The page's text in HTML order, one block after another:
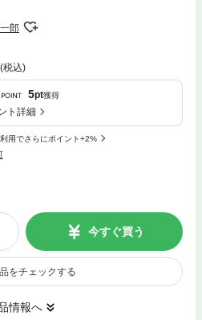
郎
(税込)
5pt獲得
ト詳細
用でさらにポイント+2%
今すぐ買う
をチェックする
情報へ